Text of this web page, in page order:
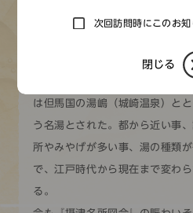
はこの湯が気に入り、夫人を連
湯山記（ありまとうざんき）』
した。よく温まるため「子宝の
は但馬国の湯嶋（城崎温泉）と
う名湯とされた。都から近い事
所やみやげが多い事、湯の種類
で、江戸時代から現在まで変わ
る。
次回訪問時にこのお
閉じる